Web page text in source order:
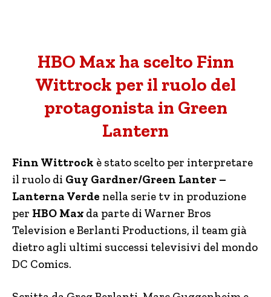
HBO Max ha scelto Finn
Wittrock per il ruolo del
protagonista in Green
Lantern
Finn Wittrock è stato scelto per interpretare
il ruolo di Guy Gardner/Green Lanter –
Lanterna Verde nella serie tv in produzione
per HBO Max da parte di Warner Bros
Television e Berlanti Productions, il team già
dietro agli ultimi successi televisivi del mondo
DC Comics.